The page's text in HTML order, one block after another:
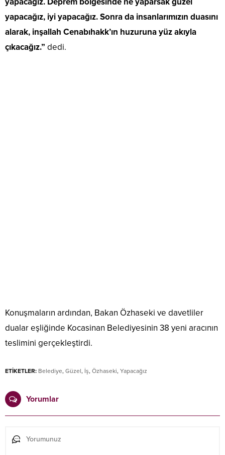
yapacağız, iyi yapacağız. Sonra da insanlarımızın duasını
alarak, inşallah Cenabıhakk’ın huzuruna yüz akıyla
çıkacağız.” dedi.
Konuşmaların ardından, Bakan Özhaseki ve davetliler
dualar eşliğinde Kocasinan Belediyesinin 38 yeni aracının
teslimini gerçekleştirdi.
ETİKETLER: Belediye, Güzel, İş, Özhaseki, Yapacağız
Yorumlar